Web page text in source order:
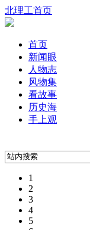
北理工首页
首页
新闻眼
人物志
风物集
看故事
历史海
手上观
1
2
3
4
5